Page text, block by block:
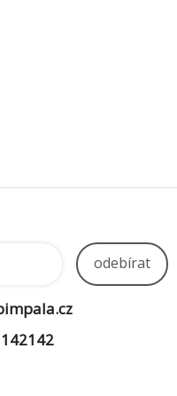
odebírat